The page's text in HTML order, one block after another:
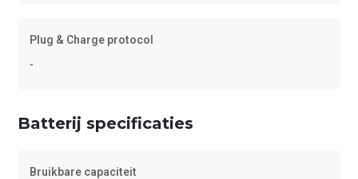
Plug & Charge protocol
-
Batterij specificaties
Bruikbare capaciteit